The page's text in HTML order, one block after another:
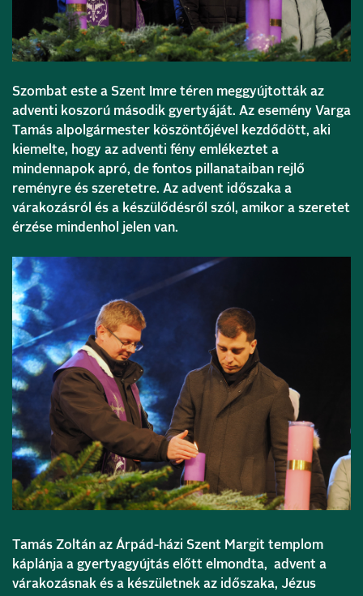
Szombat este a Szent Imre téren meggyújtották az
adventi koszorú második gyertyáját. Az esemény Varga
Tamás alpolgármester köszöntőjével kezdődött, aki
kiemelte, hogy az adventi fény emlékeztet a
mindennapok apró, de fontos pillanataiban rejlő
reményre és szeretetre. Az advent időszaka a
várakozásról és a készülődésről szól, amikor a szeretet
érzése mindenhol jelen van.
Tamás Zoltán az Árpád-házi Szent Margit templom
káplánja a gyertyagyújtás előtt elmondta, advent a
várakozásnak és a készületnek az időszaka, Jézus